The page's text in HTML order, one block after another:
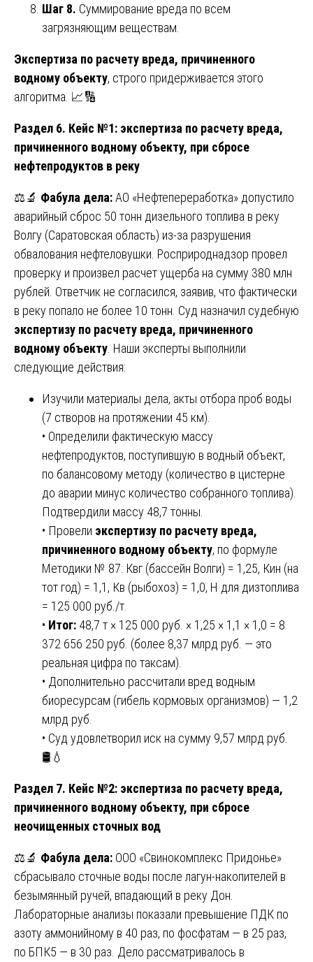
Шаг 8. Суммирование вреда по всем
загрязняющим веществам.
Экспертиза по расчету вреда, причиненного
водному объекту, строго придерживается этого
алгоритма. 📈🔢
Раздел 6. Кейс №1: экспертиза по расчету вреда,
причиненного водному объекту, при сбросе
нефтепродуктов в реку
⚖️🔬 Фабула дела:АО «Нефтепереработка» допустило
аварийный сброс 50 тонн дизельного топлива в реку
Волгу (Саратовская область) из-за разрушения
обвалования нефтеловушки. Росприроднадзор провел
проверку и произвел расчет ущерба на сумму 380 млн
рублей. Ответчик не согласился, заявив, что фактически
в реку попало не более 10 тонн. Суд назначил судебную
экспертизу по расчету вреда, причиненного
водному объекту . Наши эксперты выполнили
следующие действия:
Изучили материалы дела, акты отбора проб воды
(7 створов на протяжении 45 км).
• Определили фактическую массу
нефтепродуктов, поступившую в водный объект,
по балансовому методу (количество в цистерне
до аварии минус количество собранного топлива).
Подтвердили массу 48,7 тонны.
• Провели экспертизу по расчету вреда,
причиненного водному объекту, по формуле
Методики № 87: Квг (бассейн Волги) = 1,25, Кин (на
тот год) = 1,1, Кв (рыбохоз) = 1,0, Н для дизтоплива
= 125 000 руб./т.
• Итог: 48,7 т × 125 000 руб. × 1,25 × 1,1 × 1,0 = 8
372 656 250 руб. (более 8,37 млрд руб. — это
реальная цифра по таксам).
• Дополнительно рассчитали вред водным
биоресурсам (гибель кормовых организмов) — 1,2
млрд руб.
• Суд удовлетворил иск на сумму 9,57 млрд руб.
🛢️💧
Раздел 7. Кейс №2: экспертиза по расчету вреда,
причиненного водному объекту, при сбросе
неочищенных сточных вод
⚖️🔬 Фабула дела: ООО «Свинокомплекс Придонье»
сбрасывало сточные воды после лагун-накопителей в
безымянный ручей, впадающий в реку Дон.
Лабораторные анализы показали превышение ПДК по
азоту аммонийному в 40 раз, по фосфатам — в 25 раз,
по БПК5 — в 30 раз. Дело рассматривалось в